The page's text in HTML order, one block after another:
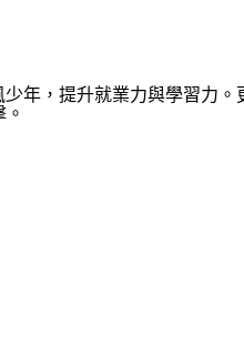
年，提升就業力與學習力。